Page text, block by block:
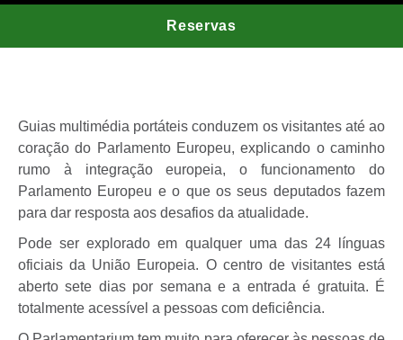
Reservas
Guias multimédia portáteis conduzem os visitantes até ao
coração do Parlamento Europeu, explicando o caminho
rumo à integração europeia, o funcionamento do
Parlamento Europeu e o que os seus deputados fazem
para dar resposta aos desafios da atualidade.
Pode ser explorado em qualquer uma das 24 línguas
oficiais da União Europeia. O centro de visitantes está
aberto sete dias por semana e a entrada é gratuita. É
totalmente acessível a pessoas com deficiência.